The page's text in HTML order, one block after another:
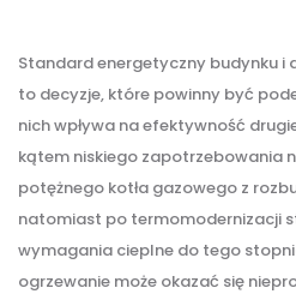
Standard energetyczny budynku i
to decyzje, które powinny być
nich wpływa na efektywność
kątem niskiego zapotrzebowania
potężnego kotła gazowego z
natomiast po termomodernizacji
wymagania cieplne do tego
ogrzewanie może okazać się